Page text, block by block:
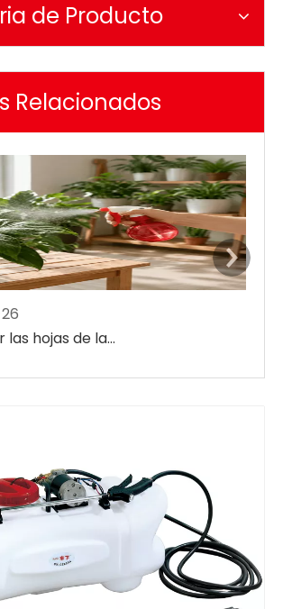
de Producto
Relacionados
Cómo rociar las hojas de las plantas sin crear grandes manchas húmedas